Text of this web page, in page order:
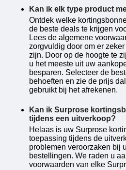
Kan ik elk type product
Ontdek welke
de beste deals te krijgen
Lees de algemene
zorgvuldig door om er
zijn. Door op de hoogte te
u het meeste uit uw
besparen. Selecteer de
behoeften en zie de prijs
gebruikt bij het afrekenen.
Kan ik Surprose
tijdens een uitverkoop?
Helaas is uw Surprose
toepassing tijdens de
problemen veroorzaken bij
bestellingen. We raden u
voorwaarden van elke